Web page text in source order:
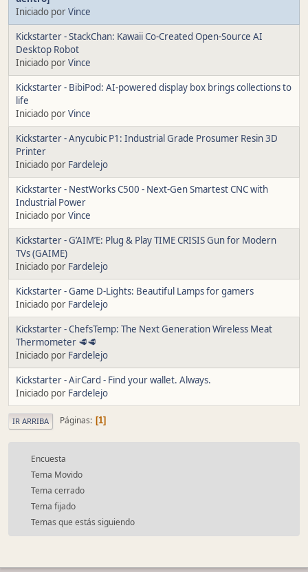
Iniciado porVince
Kickstarter - StackChan: Kawaii Co-Created Open-Source AI
Desktop Robot
Iniciado porVince
Kickstarter - BibiPod: AI-powered display box brings collections to
life
Iniciado porVince
Kickstarter - Anycubic P1: Industrial Grade Prosumer Resin 3D
Printer
Iniciado por Fardelejo
Kickstarter - NestWorks C500 - Next-Gen Smartest CNC with
Industrial Power
Iniciado porVince
Kickstarter - G’AIM’E: Plug & Play TIME CRISIS Gun for Modern
TVs (GAIME)
Iniciado por Fardelejo
Kickstarter - Game D-Lights: Beautiful Lamps for gamers
Iniciado por Fardelejo
Kickstarter - ChefsTemp: The Next Generation Wireless Meat
Thermometer 🥩🥩
Iniciado por Fardelejo
Kickstarter - AirCard - Find your wallet. Always.
Iniciado por Fardelejo
IR ARRIBA Páginas 1
Encuesta
Tema Movido
Tema cerrado
Tema fijado
Temas que estás siguiendo